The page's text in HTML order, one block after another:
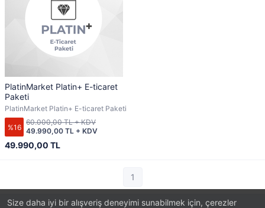
Size daha iyi bir alışveriş deneyimi sunabilmek için, çerezler
PlatinMarket Platin+ E-ticaret
Paketi
PlatinMarket Platin+ E-ticaret Paketi
%16
49.990,00 TL
49.990,00 TL + KDV
60.000,00 TL + KDV
1